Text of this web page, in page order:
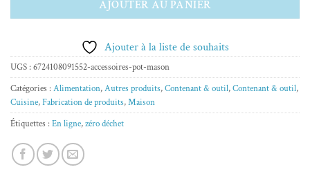
AJOUTER AU PANIER
Ajouter à la liste de souhaits
UGS : 6724108091552-accessoires-pot-mason
Catégories : Alimentation,Autres produits,Contenant & outil,Contenant & outil,
Cuisine,Fabrication de produits,Maison
Étiquettes : En ligne,zéro déchet